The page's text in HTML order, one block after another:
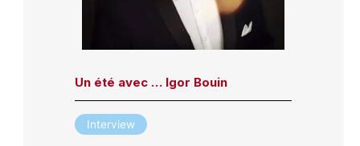
Un été avec … Igor Bouin
Interview